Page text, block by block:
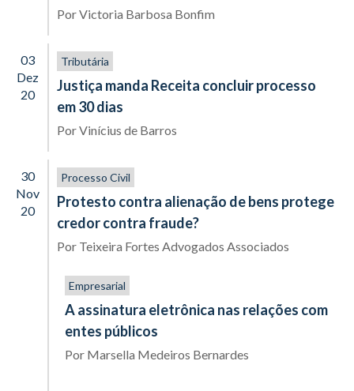
PorVictoria Barbosa Bonfim
03
Dez
20
Tributária
Justiça manda Receita concluir processo
em 30 dias
PorVinícius de Barros
30
Nov
20
Processo Civil
Protesto contra alienação de bens protege
credor contra fraude?
Por Teixeira Fortes Advogados Associados
Empresarial
A assinatura eletrônica nas relações com
entes públicos
Por Marsella Medeiros Bernardes